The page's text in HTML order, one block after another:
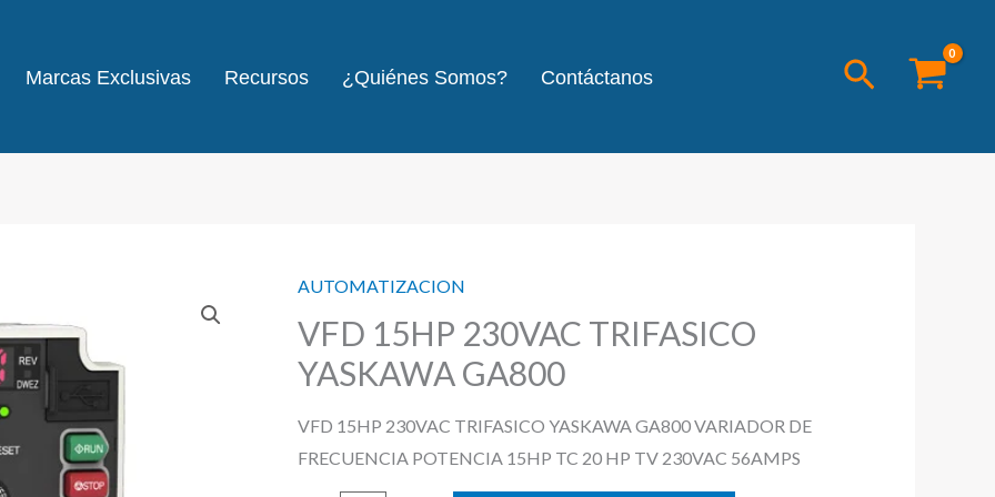
Marcas Exclusivas Recursos ¿Quiénes Somos? Contáctanos Buscar
AUTOMATIZACION
VFD 15HP 230VAC TRIFASICO
YASKAWA GA800
VFD 15HP 230VAC TRIFASICO YASKAWA GA800 VARIADOR DE
FRECUENCIA POTENCIA 15HP TC 20 HP TV 230VAC 56AMPS